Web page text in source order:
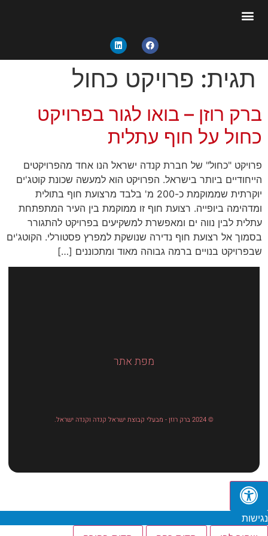
תגית: פרויקט כחול
ברק רוזן – בואו לגור בפרויקט
כחול על חוף עתלית
פרויקט "כחול" של חברת קנדה ישראל הנו אחד מהפרויקטים
הייחודיים ביותר בישראל. הפרויקט הוא למעשה שכונת קוטג'ים
יוקרתית שממוקמת כ-200 מ' בלבד מרצועת חוף בתולית
ומדהימה ביופייה. רצועת חוף זו ממוקמת בין העיר המתפתחת
עתלית לבין נווה ים ומאפשרת למשקיעים בפרויקט להתגורר
בסמוך אל רצועת חוף נדירה שנושקת למפרץ פסטורלי. הקוטג'ים
שבפרויקט בנויים ברמה גבוהה מאוד ומתכוננים […]
מפת אתר
© 2024 ברק רוזן - מבעלי קבוצת ישראל קנדה וקנדה ישראל.
נגישות